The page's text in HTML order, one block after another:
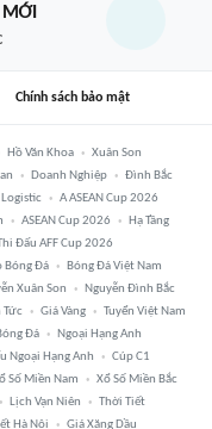
Chính sách bảo mật
Hồ Văn Khoa
Xuân Son
Doanh Nghiệp
Đình Bắc
Logistic
A ASEAN Cup 2026
ASEAN Cup 2026
Hạ Tầng
Đấu AFF Cup 2026
Bóng Đá
Bóng Đá Việt Nam
Xuân Son
Nguyễn Đình Bắc
Tức Giá Vàng
Tuyển Việt Nam
Đá
Ngoại Hạng Anh
Ngoại Hạng Anh
Cúp C1
Số Miền Nam
Xổ Số Miền Bắc
Lịch Vạn Niên
Thời Tiết
Hà Nội Giá Xăng Dầu